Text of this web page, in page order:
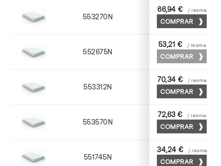
553270N 70 x 100
66,94 € / resma
COMPRAR
552675N 75 x 53
53,21 € / resma
COMPRAR
553312N 72 x 102
70,34 € / resma
COMPRAR
553570N 70 x 100
72,63 € / resma
COMPRAR
551745N 45 x 64
34,24 € / resma
COMPRAR